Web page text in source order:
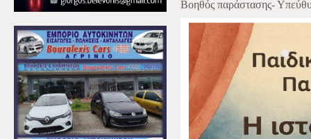
Βοηθός παράστασης-